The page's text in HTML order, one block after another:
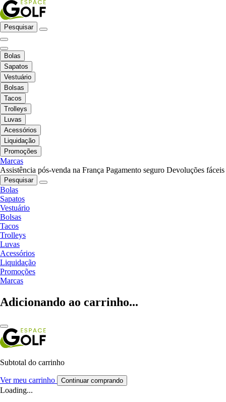
Pesquisar
Bolas
Sapatos
Vestuário
Bolsas
Tacos
Trolleys
Luvas
Acessórios
Liquidação
Promoções
Marcas
Assistência pós-venda na França Pagamento seguro Devoluções fáceis
Pesquisar
Bolas
Sapatos
Vestuário
Bolsas
Tacos
Trolleys
Luvas
Acessórios
Liquidação
Promoções
Marcas
Adicionando ao carrinho...
Subtotal do carrinho
Ver meu carrinho Continuar comprando
Loading...